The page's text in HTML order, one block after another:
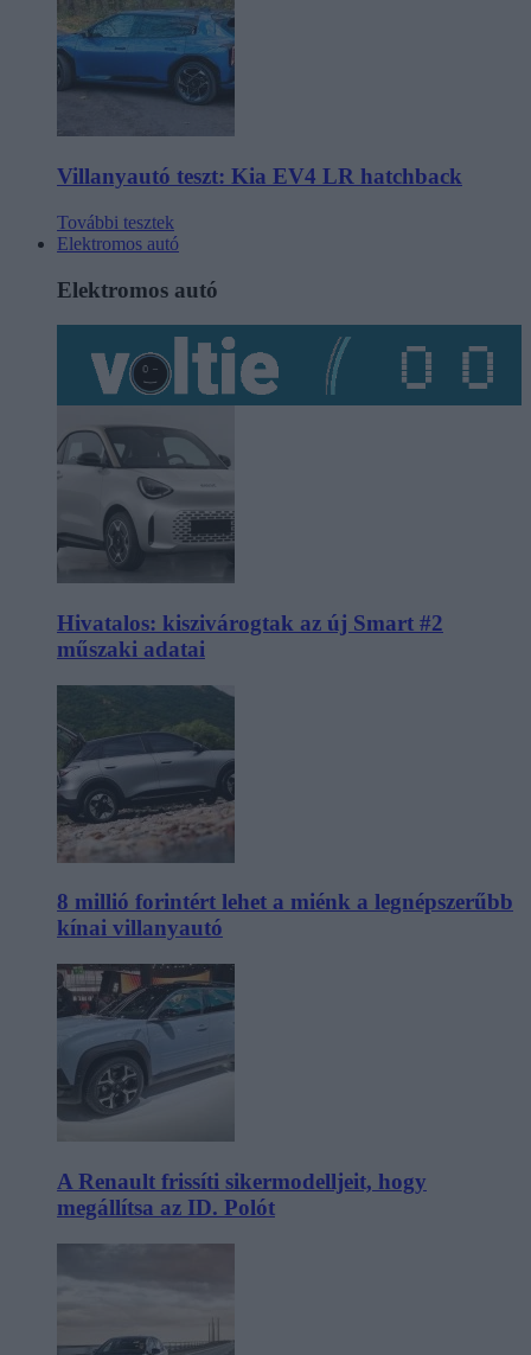
Villanyautó teszt: Kia EV4 LR hatchback
További tesztek
Elektromos autó
Elektromos autó
Hivatalos: kiszivárogtak az új Smart #2
műszaki adatai
8 millió forintért lehet a miénk a legnépszerűbb
kínai villanyautó
A Renault frissíti sikermodelljeit, hogy
megállítsa az ID. Polót